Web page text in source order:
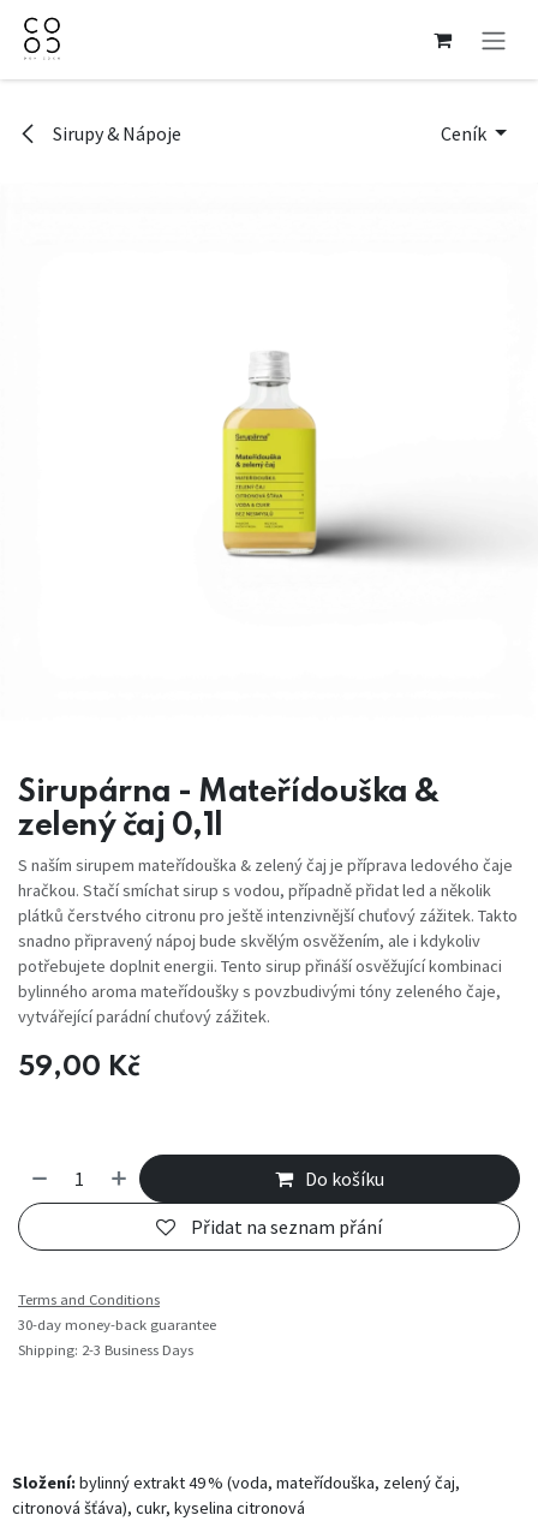
Přejít na obsah
Sirupy & Nápoje Ceník
Sirupárna - Mateřídouška &
zelený čaj 0,1l
S naším sirupem mateřídouška & zelený čaj je příprava ledového čaje
hračkou. Stačí smíchat sirup s vodou, případně přidat led a několik
plátků čerstvého citronu pro ještě intenzivnější chuťový zážitek. Takto
snadno připravený nápoj bude skvělým osvěžením, ale i kdykoliv
potřebujete doplnit energii. Tento sirup přináší osvěžující kombinaci
bylinného aroma mateřídoušky s povzbudivými tóny zeleného čaje,
vytvářející parádní chuťový zážitek.
59,00 Kč
Do košíku
Přidat na seznam přání
Terms and Conditions
30-day money-back guarantee
Shipping: 2-3 Business Days
Složení:bylinný extrakt 49 % (voda, mateřídouška, zelený čaj,
citronová šťáva), cukr, kyselina citronová